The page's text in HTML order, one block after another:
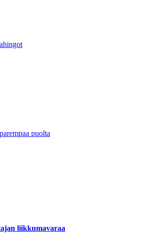
puolta
liikkumavaraa